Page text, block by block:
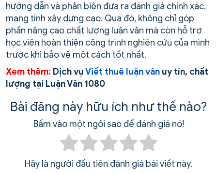
hướng dẫn và phản biện đưa ra đánh giá chính xác,
mang tính xây dựng cao. Qua đó, không chỉ góp
phần nâng cao chất lượng luận văn mà còn hỗ trợ
học viên hoàn thiện công trình nghiên cứu của mình
trước khi bảo vệ một cách tốt nhất.
Xem thêm: Dịch vụViết thuê luận văn uy tín, chất
lượng tại Luận Văn 1080
Bài đăng này hữu ích như thế nào?
Bấm vào một ngôi sao để đánh giá nó!
Hãy là người đầu tiên đánh giá bài viết này.